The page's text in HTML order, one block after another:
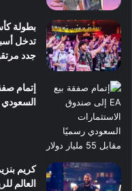
تدخل
جدد
السعودي
كريم
العالم